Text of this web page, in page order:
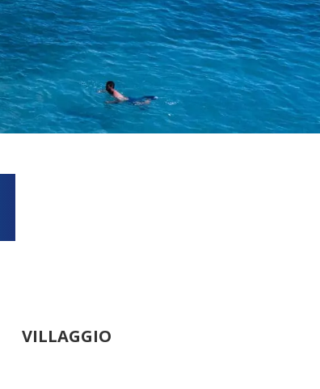
VILLAGGIO